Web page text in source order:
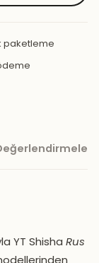
paketleme
YT Shisha Rus